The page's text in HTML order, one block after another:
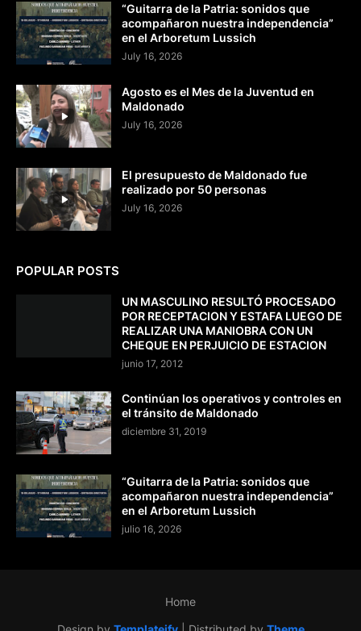
“Guitarra de la Patria: sonidos que
acompañaron nuestra independencia”
en el Arboretum Lussich
July 16, 2026
Agosto es el Mes de la Juventud en
Maldonado
July 16, 2026
El presupuesto de Maldonado fue
realizado por 50 personas
July 16, 2026
POPULAR POSTS
UN MASCULINO RESULTÓ PROCESADO
POR RECEPTACION Y ESTAFA LUEGO DE
REALIZAR UNA MANIOBRA CON UN
CHEQUE EN PERJUICIO DE ESTACION
junio 17, 2012
Continúan los operativos y controles en
el tránsito de Maldonado
diciembre 31, 2019
“Guitarra de la Patria: sonidos que
acompañaron nuestra independencia”
en el Arboretum Lussich
julio 16, 2026
Home